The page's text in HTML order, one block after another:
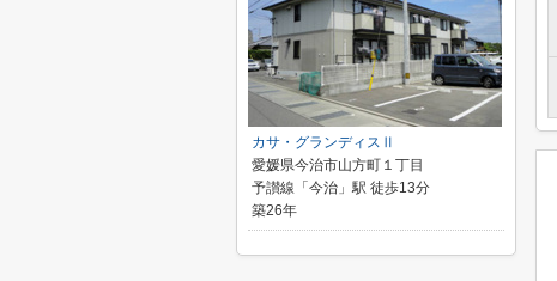
カサ・グランディスⅡ
愛媛県今治市山方町１丁目
予讃線「今治」駅 徒歩13分
築26年